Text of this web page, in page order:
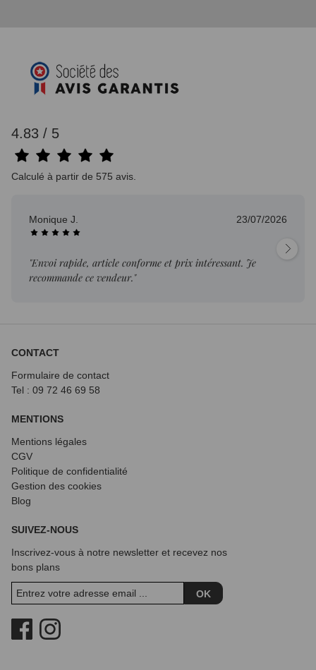
4.83 / 5
Calculé à partir de 575 avis.
Monique J. 23/07/2026
"Envoi rapide, article conforme et prix intéressant. Je
recommande ce vendeur."
CONTACT
Formulaire de contact
Tel : 09 72 46 69 58
MENTIONS
Mentions légales
CGV
Politique de confidentialité
Gestion des cookies
Blog
SUIVEZ-NOUS
Inscrivez-vous à notre newsletter et recevez nos
bons plans
OK